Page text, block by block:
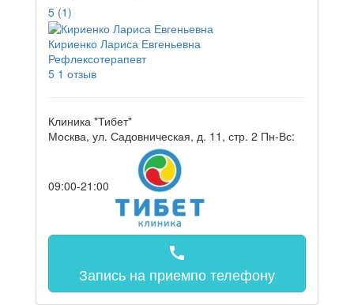
5 (1)
Кириенко Лариса Евгеньевна
Рефлексотерапевт
5 1 отзыв
Клиника "Тибет"
Москва, ул. Садовническая, д. 11, стр. 2 Пн-Вс:
09:00-21:00
call
Запись на приемпо телефону